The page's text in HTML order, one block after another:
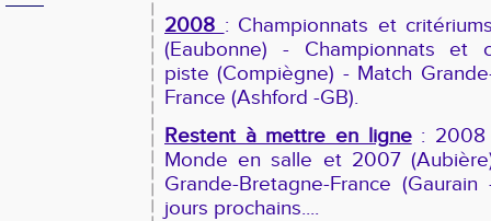
2008 : Championnats et
(Eaubonne) - Championnats et
piste (Compiègne) - Match
France (Ashford -GB).
Restent à mettre en ligne: 2008
Monde en salle et 2007
Grande-Bretagne-France
jours prochains....